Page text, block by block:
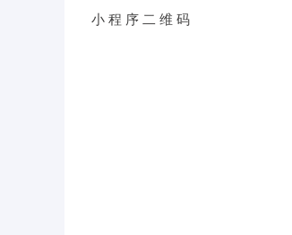
小 程 序 二 维 码